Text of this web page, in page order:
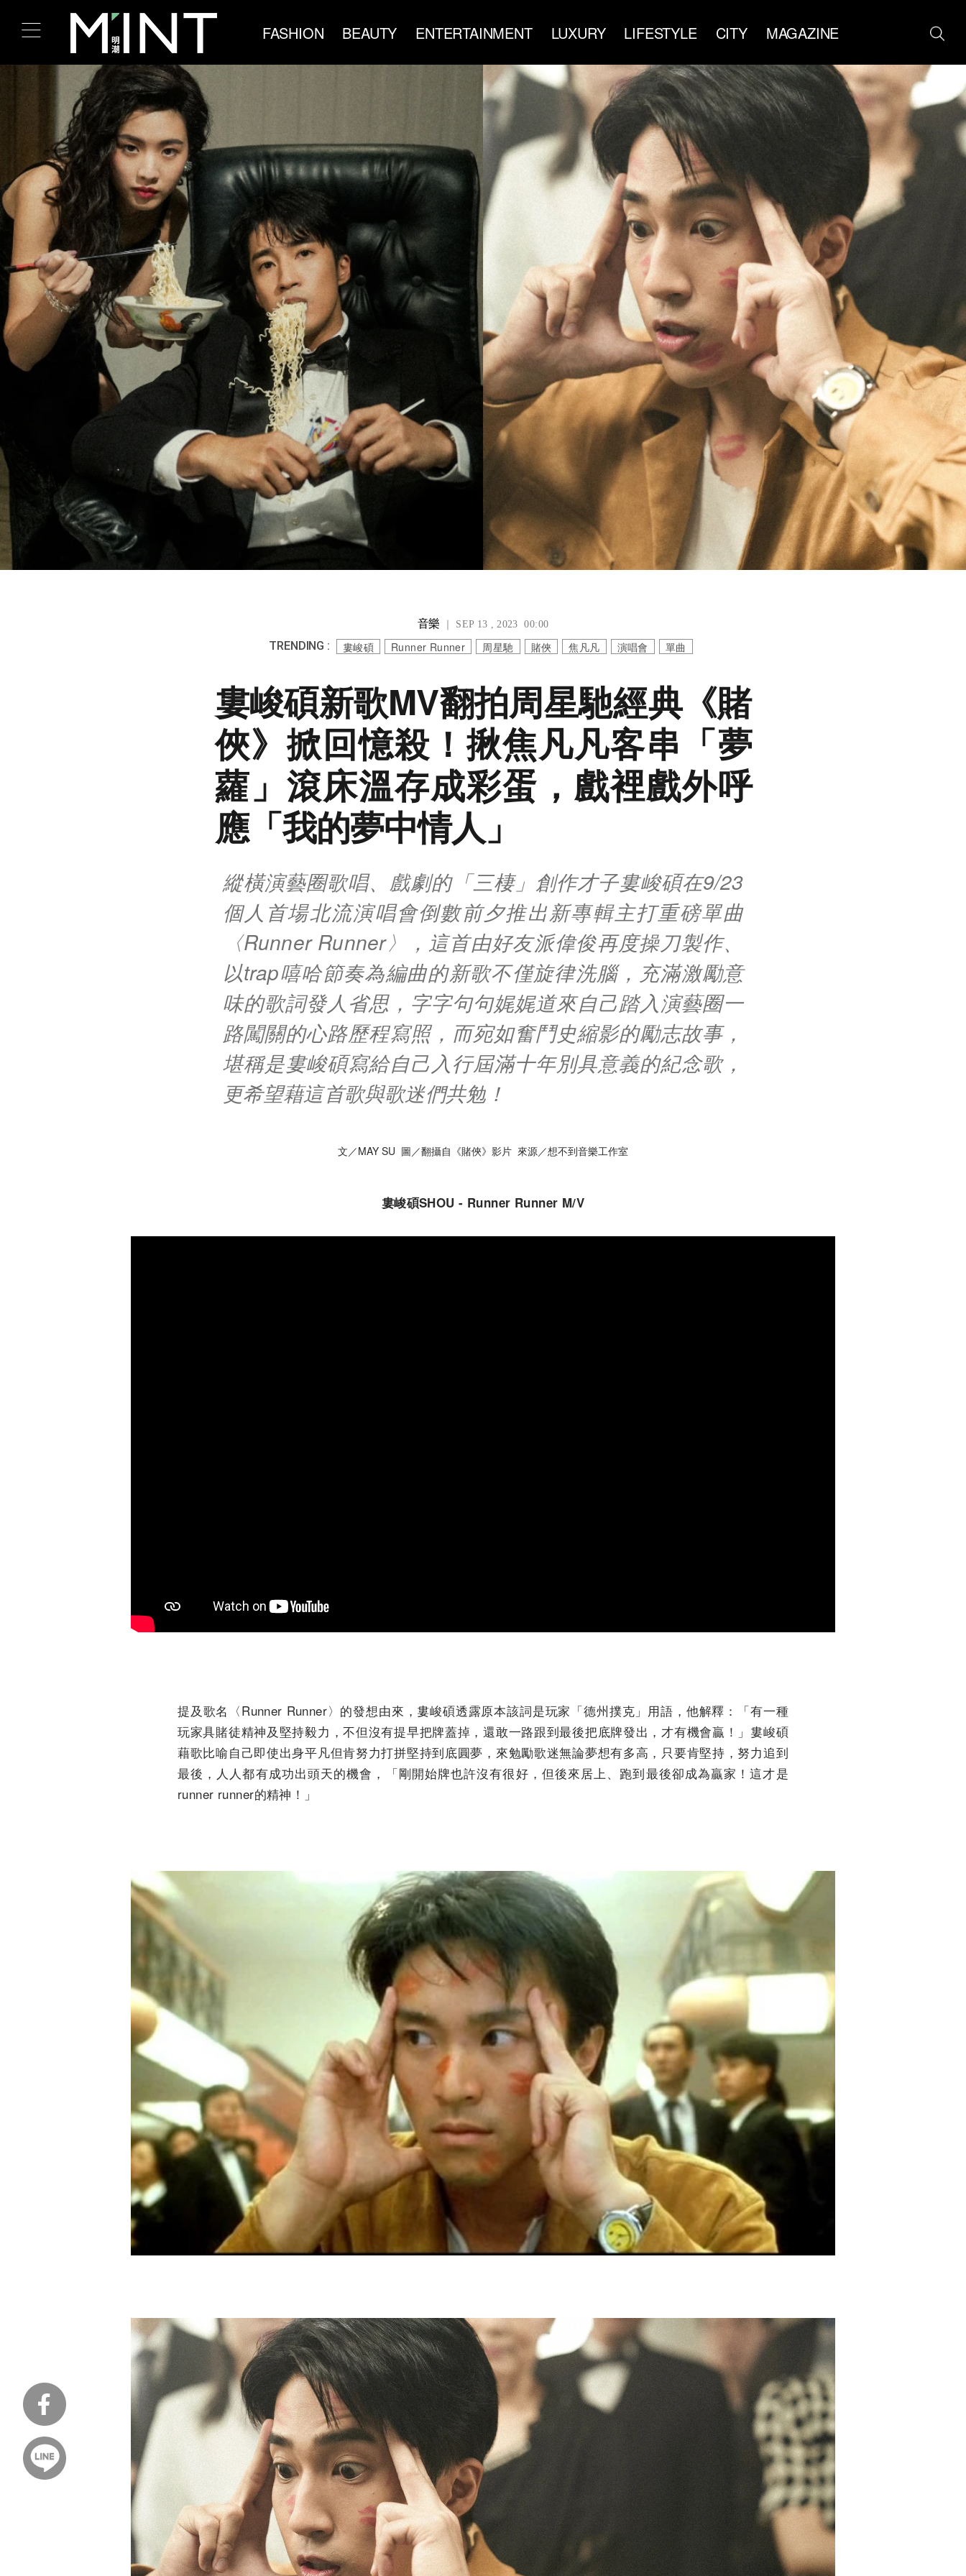
FASHION BEAUTY ENTERTAINMENT LUXURY LIFESTYLE CITY MAGAZINE
音樂 ｜ SEP 13 , 2023 00:00
TRENDING : 婁峻碩 Runner Runner 周星馳 賭俠 焦凡凡 演唱會 單曲
婁峻碩新歌MV翻拍周星馳經典《賭
俠》掀回憶殺！揪焦凡凡客串「夢
蘿」滾床溫存成彩蛋，戲裡戲外呼
應「我的夢中情人」
縱橫演藝圈歌唱、戲劇的「三棲」創作才子婁峻碩在9/23
個人首場北流演唱會倒數前夕推出新專輯主打重磅單曲
〈Runner Runner〉，這首由好友派偉俊再度操刀製作、
以trap嘻哈節奏為編曲的新歌不僅旋律洗腦，充滿激勵意
味的歌詞發人省思，字字句句娓娓道來自己踏入演藝圈一
路闖關的心路歷程寫照，而宛如奮鬥史縮影的勵志故事，
堪稱是婁峻碩寫給自己入行屆滿十年別具意義的紀念歌，
更希望藉這首歌與歌迷們共勉！
文／MAY SU 圖／翻攝自《賭俠》影片 來源／想不到音樂工作室
婁峻碩SHOU - Runner Runner M/V
提及歌名〈Runner Runner〉的發想由來，婁峻碩透露原本該詞是玩家「德州撲克」用語，他解釋：「有一種
玩家具賭徒精神及堅持毅力，不但沒有提早把牌蓋掉，還敢一路跟到最後把底牌發出，才有機會贏！」婁峻碩
藉歌比喻自己即使出身平凡但肯努力打拼堅持到底圓夢，來勉勵歌迷無論夢想有多高，只要肯堅持，努力追到
最後，人人都有成功出頭天的機會，「剛開始牌也許沒有很好，但後來居上、跑到最後卻成為贏家！這才是
runner runner的精神！」